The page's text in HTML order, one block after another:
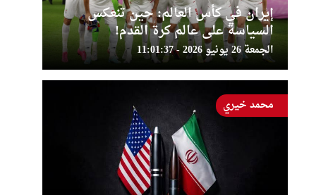
إيران في كأس العالم: حين تنعكس
السياسة على عالم كرة القدم!
الجمعة 26 يونيو 2026 - 11:01:37
محمد خيري